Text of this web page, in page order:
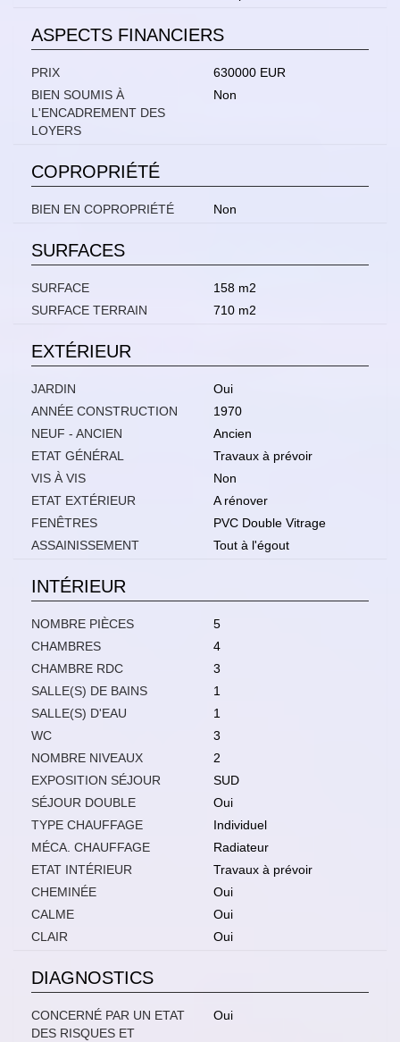
ASPECTS FINANCIERS
PRIX
630000 EUR
BIEN SOUMIS À
L'ENCADREMENT DES
LOYERS
Non
COPROPRIÉTÉ
BIEN EN COPROPRIÉTÉ Non
SURFACES
SURFACE
158 m2
SURFACE TERRAIN
710 m2
EXTÉRIEUR
JARDIN
Oui
ANNÉE CONSTRUCTION
1970
NEUF - ANCIEN
Ancien
ETAT GÉNÉRAL
Travaux à prévoir
VIS À VIS
Non
ETAT EXTÉRIEUR
A rénover
FENÊTRES
PVC Double Vitrage
ASSAINISSEMENT
Tout à l'égout
INTÉRIEUR
NOMBRE PIÈCES
5
CHAMBRES
4
CHAMBRE RDC
3
SALLE(S) DE BAINS
1
SALLE(S) D'EAU
1
WC
3
NOMBRE NIVEAUX
2
EXPOSITION SÉJOUR
SUD
SÉJOUR DOUBLE
Oui
TYPE CHAUFFAGE
Individuel
MÉCA. CHAUFFAGE
Radiateur
ETAT INTÉRIEUR
Travaux à prévoir
CHEMINÉE
Oui
CALME
Oui
CLAIR
Oui
DIAGNOSTICS
CONCERNÉ PAR UN ETAT
DES RISQUES ET
Oui